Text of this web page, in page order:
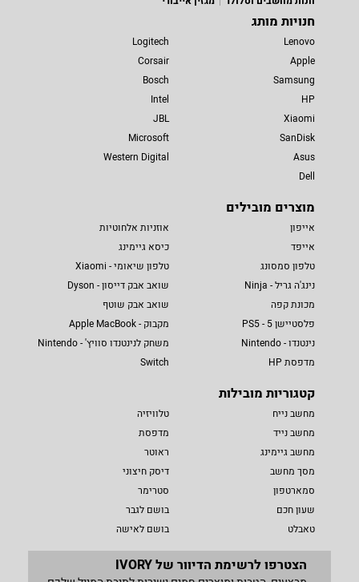
חנויות מותג
Lenovo
Apple
Samsung
HP
Xiaomi
SanDisk
Asus
Dell
Logitech
Corsair
Bosch
Intel
JBL
Microsoft
Western Digital
מוצרים מובילים
אייפון
אייפד
טלפון סמסונג
נינג'ה גריל - Ninja
מכונת קפה
פלסטיישן 5 - PS5
נינטנדו - Nintendo
מדפסת HP
אוזניות אלחוטיות
כיסא גיימינג
טלפון שיאומי - Xiaomi
שואב אבק דייסון - Dyson
שואב אבק שוטף
מקבוק - Apple MacBook
משחק לנינטנדו סוויץ' - Nintendo
Switch
קטגוריות מובילות
מחשב נייח
מחשב נייד
מחשב גיימינג
מסך מחשב
סמארטפון
שעון חכם
טאבלט
טלוויזיה
מדפסת
ראוטר
דיסק חיצוני
סטרימר
בושם לגבר
בושם לאישה
הצטרפו לרשימת הדיוור של IVORY